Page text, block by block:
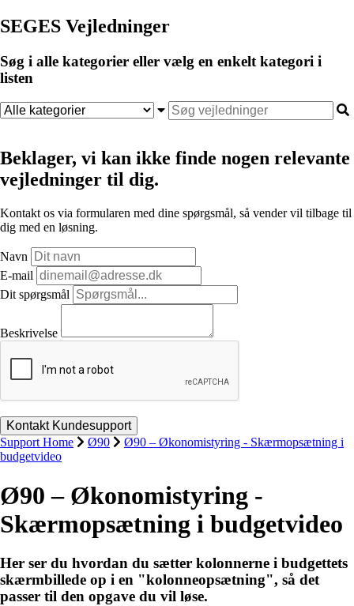
SEGES Vejledninger
Søg i alle kategorier eller vælg en enkelt kategori i
listen
Beklager, vi kan ikke finde nogen relevante
vejledninger til dig.
Kontakt os via formularen med dine spørgsmål, så vender vil tilbage til
dig med en løsning.
Navn
E-mail
Dit spørgsmål
Beskrivelse
Support Home Ø90
Ø90 – Økonomistyring - Skærmopsætning i
budgetvideo
Ø90 – Økonomistyring -
Skærmopsætning i budgetvideo
Her ser du hvordan du sætter kolonnerne i budgettets
skærmbillede op i en "kolonneopsætning", så det
passer til den opgave du vil løse.